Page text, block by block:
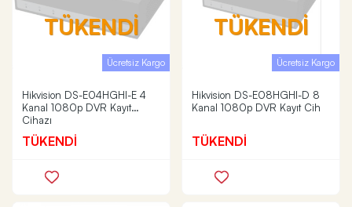
TÜKENDİ
Ücretsiz Kargo
Hikvision DS-E04HGHI-E 4
Kanal 1080p DVR Kayıt
Cihazı
TÜKENDİ
TÜKENDİ
Ücretsiz Kargo
Hikvision DS-E08HGHI-D 8
Kanal 1080p DVR Kayıt Cih
TÜKENDİ